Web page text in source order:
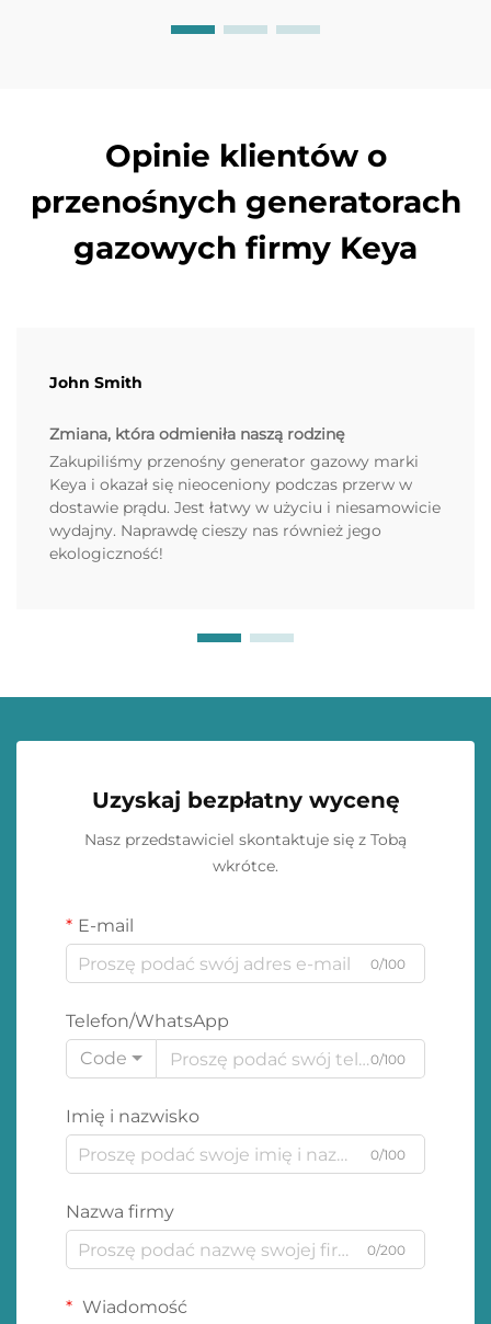
Opinie klientów o
przenośnych generatorach
gazowych firmy Keya
John Smith
Zmiana, która odmieniła naszą rodzinę
Zakupiliśmy przenośny generator gazowy marki
Keya i okazał się nieoceniony podczas przerw w
dostawie prądu. Jest łatwy w użyciu i niesamowicie
wydajny. Naprawdę cieszy nas również jego
ekologiczność!
Uzyskaj bezpłatny wycenę
Nasz przedstawiciel skontaktuje się z Tobą
wkrótce.
E-mail
0/100
Telefon/WhatsApp
Code
0/100
Imię i nazwisko
0/100
Nazwa firmy
0/200
Wiadomość